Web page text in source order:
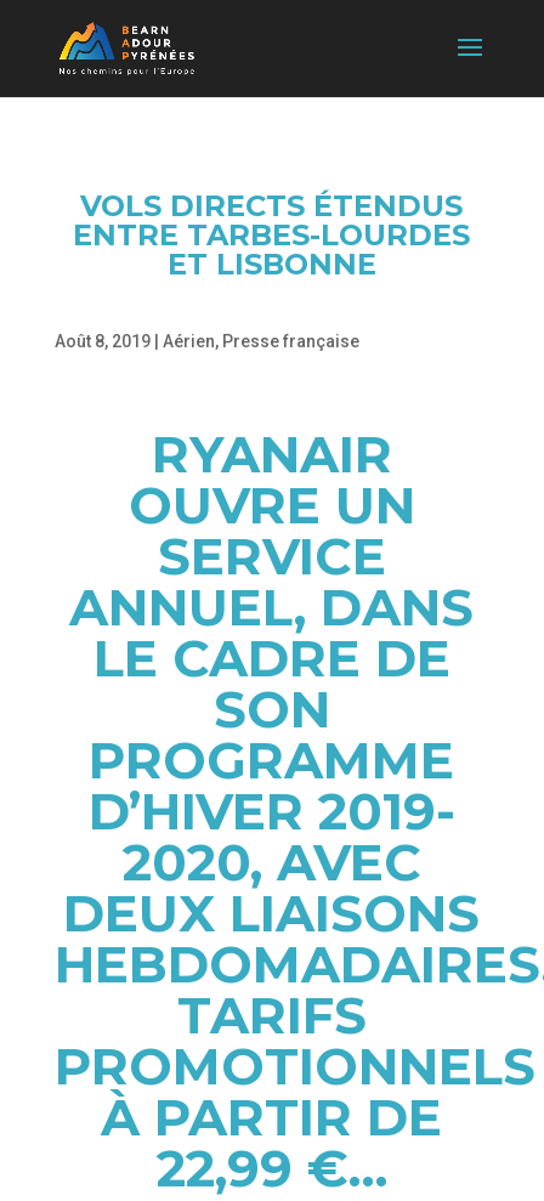
VOLS DIRECTS ÉTENDUS
ENTRE TARBES-LOURDES
ET LISBONNE
Août 8, 2019| Aérien, Presse française
RYANAIR
OUVRE UN
SERVICE
ANNUEL, DANS
LE CADRE DE
SON
PROGRAMME
D’HIVER 2019-
2020, AVEC
DEUX LIAISONS
TARIFS
PROMOTIONNELS
À PARTIR DE
22,99 €…